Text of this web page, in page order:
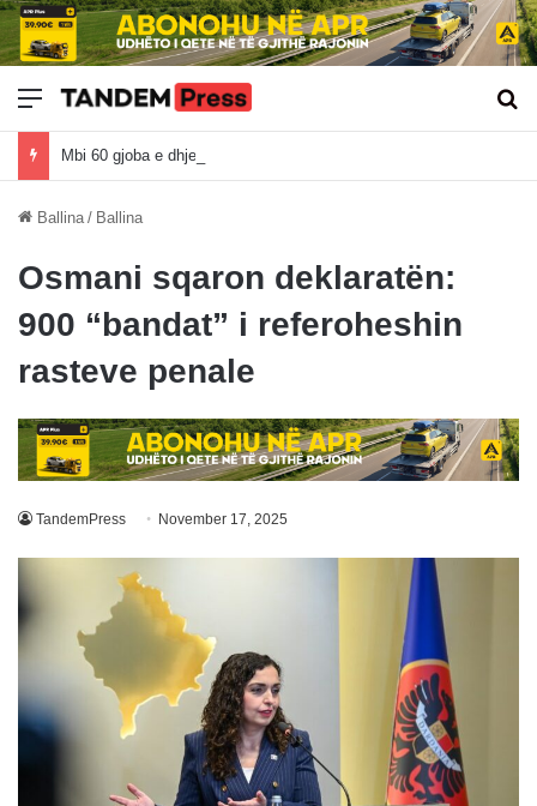
Meny
Ballina / Ballina
Osmani sqaron deklaratën:
900 “bandat” i referoheshin
rasteve penale
TandemPress November 17, 2025